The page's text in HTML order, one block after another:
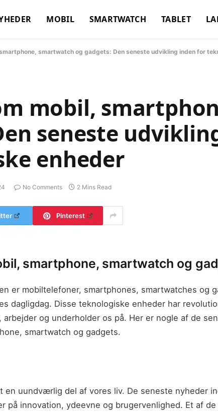
MOBIL SMARTWATCH TABLET
smartwatch og gadgets: Den seneste udvikling inden for
mobil,
seneste
enheder
No Comments 2 Mins Read
Pinterest
smartphone, smartwatch og
er mobiltelefoner, smartphones, smartwatches og
dagligdag. Disse teknologiske enheder har
arbejder og underholder os på. Her er nogle af de
smartwatch og gadgets.
en uundværlig del af vores liv. De seneste nyheder
på innovation, ydeevne og brugervenlighed. Et af